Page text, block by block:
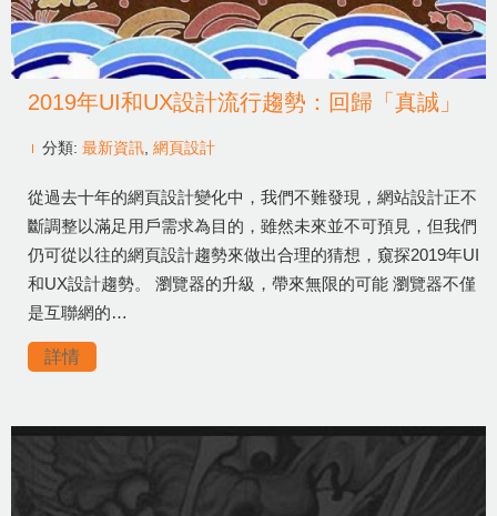
2019年UI和UX設計流行趨勢：回歸「真誠」
分類: 最新資訊 網頁設計
從過去十年的網頁設計變化中，我們不難發現，網站設計正不
斷調整以滿足用戶需求為目的，雖然未來並不可預見，但我們
仍可從以往的網頁設計趨勢來做出合理的猜想，窺探2019年UI
和UX設計趨勢。 瀏覽器的升級，帶來無限的可能 瀏覽器不僅
是互聯網的…
詳情